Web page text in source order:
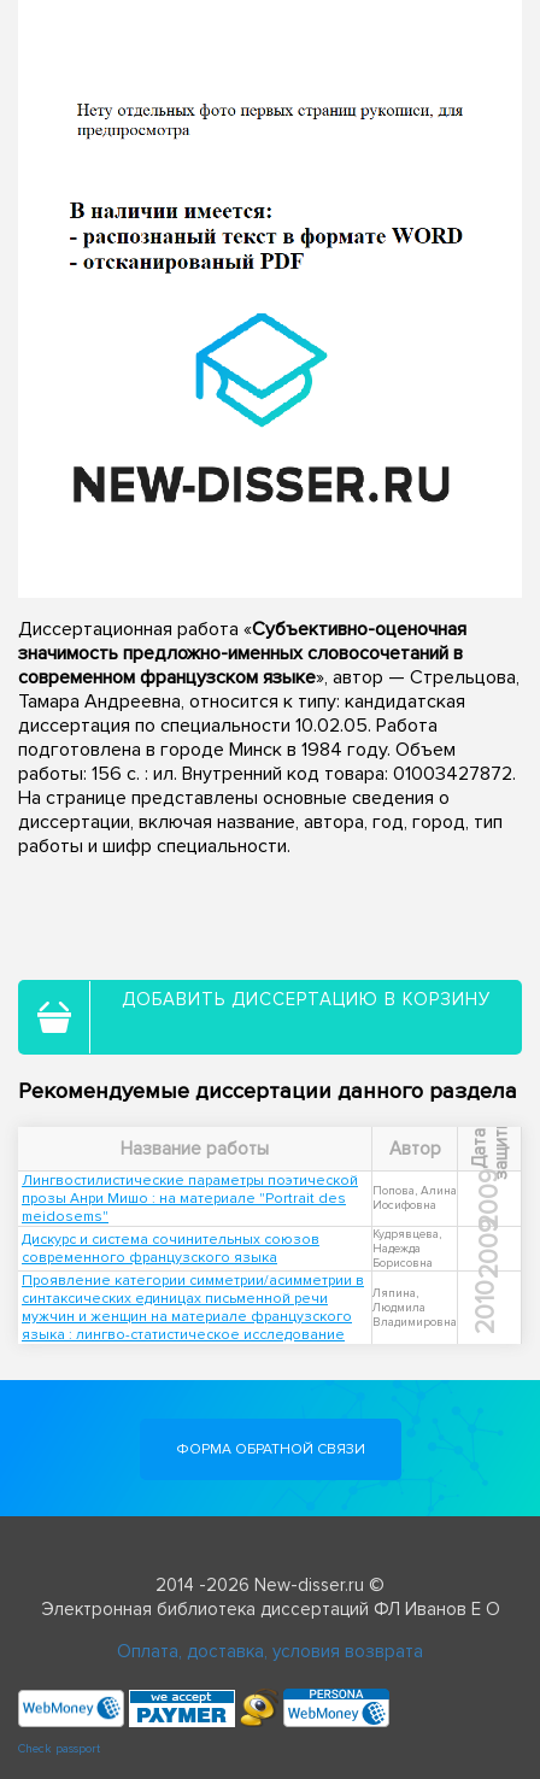
Диссертационная работа «Субъективно-оценочная
значимость предложно-именных словосочетаний в
современном французском языке», автор — Стрельцова,
Тамара Андреевна, относится к типу: кандидатская
диссертация по специальности 10.02.05. Работа
подготовлена в городе Минск в 1984 году. Объем
работы: 156 c. : ил. Внутренний код товара: 01003427872.
На странице представлены основные сведения о
диссертации, включая название, автора, год, город, тип
работы и шифр специальности.
ДОБАВИТЬ ДИССЕРТАЦИЮ В КОРЗИНУ
Рекомендуемые диссертации данного раздела
Название работы Автор Д
а
т
а
з
а
щ
и
т ы
Лингвостилистические параметры поэтической
прозы Анри Мишо : на материале "Portrait des
meidosems"
Попова, Алина
Иосифовна
2009
Дискурс и система сочинительных союзов
современного французского языка
Кудрявцева,
Надежда
Борисовна
2009
Проявление категории симметрии/асимметрии в
синтаксических единицах письменной речи
мужчин и женщин на материале французского
языка : лингво-статистическое исследование
Ляпина,
Людмила
Владимировна
2010
ФОРМА ОБРАТНОЙ СВЯЗИ
2014 -2026 New-disser.ru ©
Электронная библиотека диссертаций ФЛ Иванов Е О
Оплата, доставка, условия возврата
Check passport